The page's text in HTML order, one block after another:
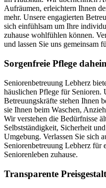
Aufräumen, erleichtern Ihnen
mehr. Unsere engagierten
sich einfühlsam um Ihre
zuhause wohlfühlen können.
und lassen Sie uns gemeinsam
Sorgenfreie Pflege
Seniorenbetreuung Lebherz
häuslichen Pflege für Senioren.
Betreuungskräfte stehen Ihnen
sie Ihnen beim Waschen,
Wir verstehen die Bedürfnisse
Selbstständigkeit, Sicherheit
Umgebung. Verlassen Sie sich
Seniorenbetreuung Lebherz für
Seniorenleben zuhause.
Transparente